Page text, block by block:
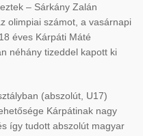
– Sárkány Zalán
olimpiai számot, a vasárnapi
éves Kárpáti Máté
néhány tizeddel kapott ki
(abszolút, U17)
Kárpátinak nagy
így tudott abszolút magyar